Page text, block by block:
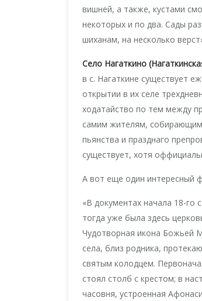
вишней, а также, кустами
некоторых и по два. Сады
шиханам, на несколько
Село Нагаткино
в с. Нагаткине существует
открытии в их селе
ходатайство по тем между
самим жителям,
пьянства и празднаго
существует, хотя
А вот еще один интересный
«В документах начала 18-го
тогда уже была здесь
Чудотворная икона Божьей
села, близ родника,
святым колодцем.
стоял столб с крестом; в
часовня, устроенная